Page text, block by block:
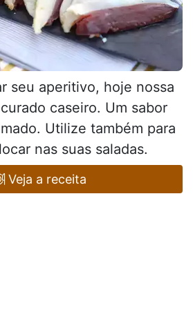
seu aperitivo, hoje nossa
caseiro. Um sabor
Utilize também para
nas suas saladas.
Veja a receita